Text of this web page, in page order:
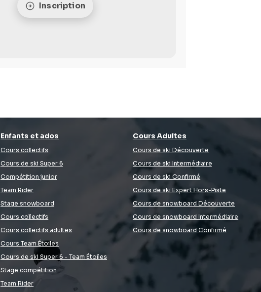
Inscription
Enfants et ados
Cours collectifs
Cours de ski Super 6
Compétition junior
Team Rider
Stage snowboard
Cours collectifs
Cours collectifs adultes
Cours Team Étoiles
Cours de ski Super 6 - Team Étoiles
Stage compétition
Team Rider
Cours Adultes
Cours de ski Découverte
Cours de ski Intermédiaire
Cours de ski Confirmé
Cours de ski Expert Hors-Piste
Cours de snowboard Découverte
Cours de snowboard Intermédiaire
Cours de snowboard Confirmé